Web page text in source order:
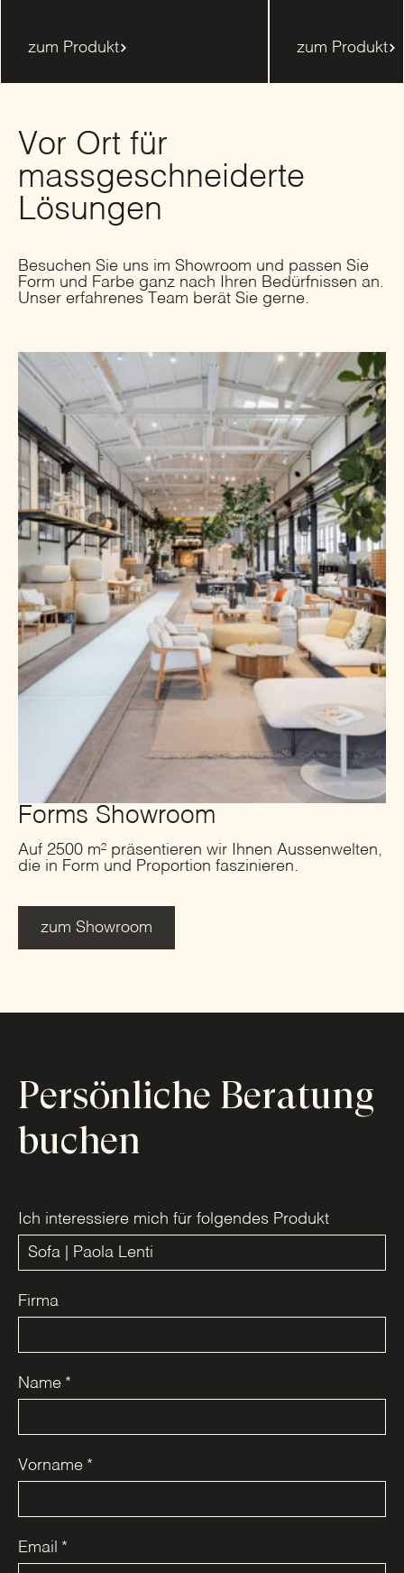
zum Produkt zum Produkt
Vor Ort für
massgeschneiderte
Lösungen
Besuchen Sie uns im Showroom und passen Sie
Form und Farbe ganz nach Ihren Bedürfnissen an.
Unser erfahrenes Team berät Sie gerne.
Forms Showroom
Auf 2500 m² präsentieren wir Ihnen Aussenwelten,
die in Form und Proportion faszinieren.
zum Showroom
Persönliche Beratung
buchen
Ich interessiere mich für folgendes Produkt
Firma
Name *
Vorname *
Email *